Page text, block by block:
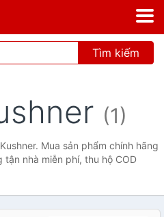
Tìm kiếm
(1)
Mua sản phẩm chính hãng
nhà miễn phí, thu hộ COD